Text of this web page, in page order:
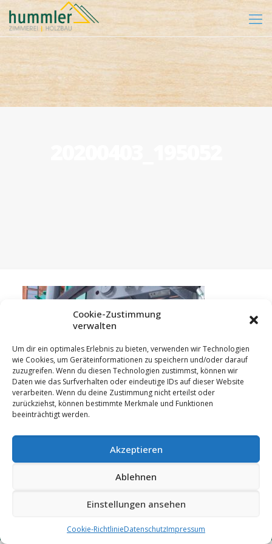
Cookie-Zustimmung
verwalten
Um dir ein optimales Erlebnis zu bieten, verwenden wir Technologien
wie Cookies, um Geräteinformationen zu speichern und/oder darauf
zuzugreifen. Wenn du diesen Technologien zustimmst, können wir
Daten wie das Surfverhalten oder eindeutige IDs auf dieser Website
verarbeiten. Wenn du deine Zustimmung nicht erteilst oder
zurückziehst, können bestimmte Merkmale und Funktionen
beeinträchtigt werden.
Akzeptieren
Ablehnen
Einstellungen ansehen
Cookie-RichtlinieDatenschutzImpressum
Impressum Datenschutz